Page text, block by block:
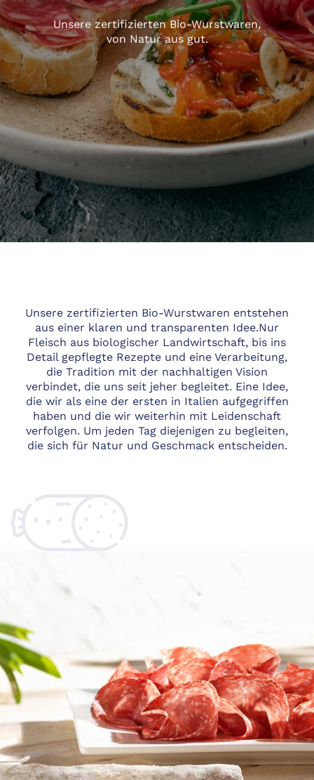
Unsere zertifizierten Bio-Wurstwaren,
von Natur aus gut.
Unsere zertifizierten Bio-Wurstwaren entstehen
aus einer klaren und transparenten Idee.Nur
Fleisch aus biologischer Landwirtschaft, bis ins
Detail gepflegte Rezepte und eine Verarbeitung,
die Tradition mit der nachhaltigen Vision
verbindet, die uns seit jeher begleitet. Eine Idee,
die wir als eine der ersten in Italien aufgegriffen
haben und die wir weiterhin mit Leidenschaft
verfolgen. Um jeden Tag diejenigen zu begleiten,
die sich für Natur und Geschmack entscheiden.